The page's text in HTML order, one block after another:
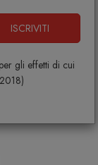
ISCRIVITI
gli effetti di cui